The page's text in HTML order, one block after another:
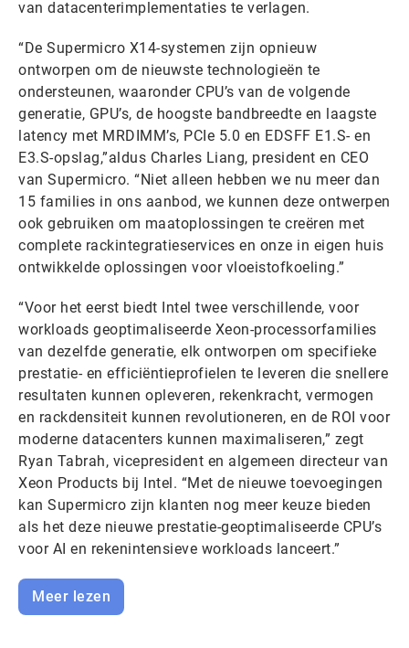
van datacenterimplementaties te verlagen.
“De Supermicro X14-systemen zijn opnieuw
ontworpen om de nieuwste technologieën te
ondersteunen, waaronder CPU’s van de volgende
generatie, GPU’s, de hoogste bandbreedte en laagste
latency met MRDIMM’s, PCIe 5.0 en EDSFF E1.S- en
E3.S-opslag,”aldus Charles Liang, president en CEO
van Supermicro. “Niet alleen hebben we nu meer dan
15 families in ons aanbod, we kunnen deze ontwerpen
ook gebruiken om maatoplossingen te creëren met
complete rackintegratieservices en onze in eigen huis
ontwikkelde oplossingen voor vloeistofkoeling.”
“Voor het eerst biedt Intel twee verschillende, voor
workloads geoptimaliseerde Xeon-processorfamilies
van dezelfde generatie, elk ontworpen om specifieke
prestatie- en efficiëntieprofielen te leveren die snellere
resultaten kunnen opleveren, rekenkracht, vermogen
en rackdensiteit kunnen revolutioneren, en de ROI voor
moderne datacenters kunnen maximaliseren,” zegt
Ryan Tabrah, vicepresident en algemeen directeur van
Xeon Products bij Intel. “Met de nieuwe toevoegingen
kan Supermicro zijn klanten nog meer keuze bieden
als het deze nieuwe prestatie-geoptimaliseerde CPU’s
voor AI en rekenintensieve workloads lanceert.”
Meer lezen